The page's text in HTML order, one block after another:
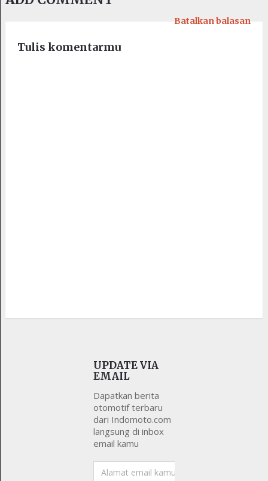
Tulis komentarmu
Batalkan balasan
UPDATE VIA
EMAIL
Dapatkan berita
otomotif terbaru
dari Indomoto.com
langsung di inbox
email kamu
Alamat
email